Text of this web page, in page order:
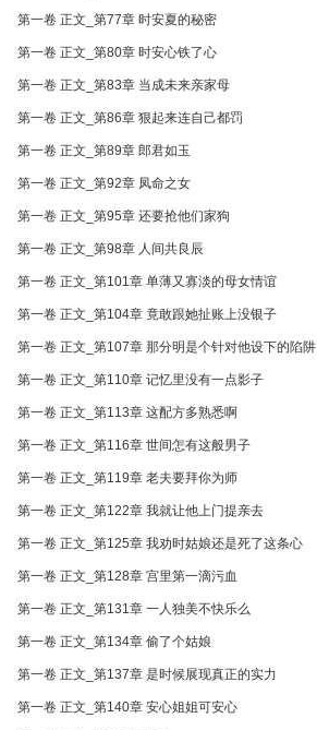
第一卷 正文_第77章 时安夏的秘密
第一卷 正文_第80章 时安心铁了心
第一卷 正文_第83章 当成未来亲家母
第一卷 正文_第86章 狠起来连自己都罚
第一卷 正文_第89章 郎君如玉
第一卷 正文_第92章 凤命之女
第一卷 正文_第95章 还要抢他们家狗
第一卷 正文_第98章 人间共良辰
第一卷 正文_第101章 单薄又寡淡的母女情谊
第一卷 正文_第104章 竟敢跟她扯账上没银子
第一卷 正文_第107章 那分明是个针对他设下的陷阱
第一卷 正文_第110章 记忆里没有一点影子
第一卷 正文_第113章 这配方多熟悉啊
第一卷 正文_第116章 世间怎有这般男子
第一卷 正文_第119章 老夫要拜你为师
第一卷 正文_第122章 我就让他上门提亲去
第一卷 正文_第125章 我劝时姑娘还是死了这条心
第一卷 正文_第128章 宫里第一滴污血
第一卷 正文_第131章 一人独美不快乐么
第一卷 正文_第134章 偷了个姑娘
第一卷 正文_第137章 是时候展现真正的实力
第一卷 正文_第140章 安心姐姐可安心